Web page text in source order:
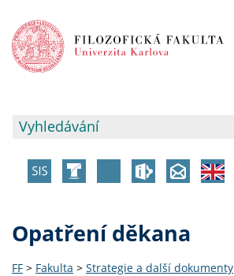
Opatření děkana
FF > Fakulta > Strategie a další dokumenty